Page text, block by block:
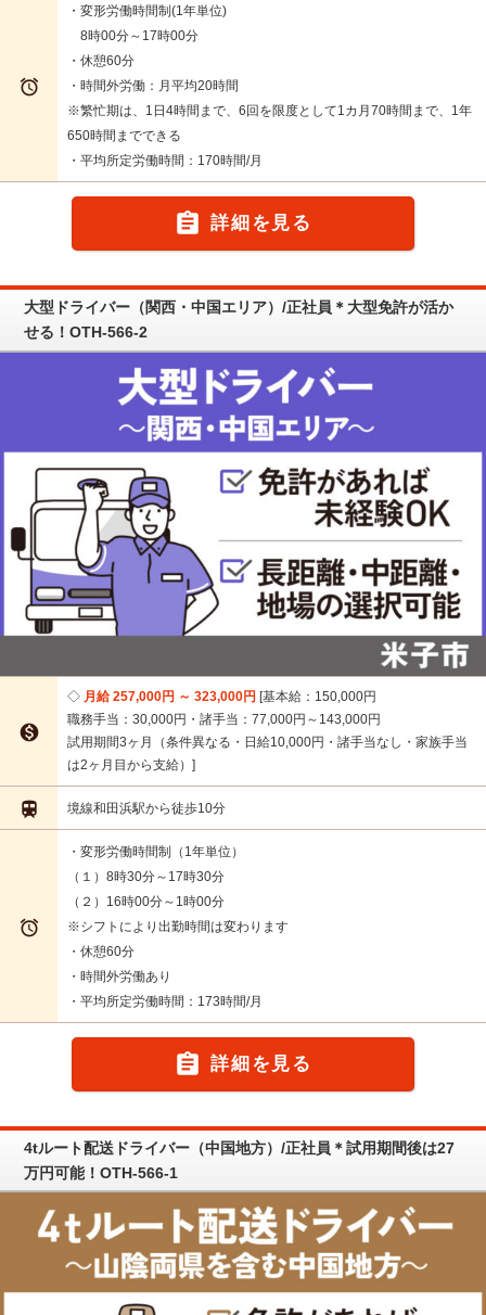

・変形労働時間制(1年単位)
8時00分～17時00分
・休憩60分
・時間外労働：月平均20時間
※繁忙期は、1日4時間まで、6回を限度として1カ月70時間まで、1年
650時間までできる
・平均所定労働時間：170時間/月
 詳細を見る
大型ドライバー（関西・中国エリア）/正社員＊大型免許が活か
せる！OTH-566-2

月給 257,000円 ～ 323,000円 基本給：150,000円
職務手当：30,000円・諸手当：77,000円～143,000円
試用期間3ヶ月（条件異なる・日給10,000円・諸手当なし・家族手当
は2ヶ月目から支給）
 境線和田浜駅から徒歩10分

・変形労働時間制（1年単位）
（１）8時30分～17時30分
（２）16時00分～1時00分
※シフトにより出勤時間は変わります
・休憩60分
・時間外労働あり
・平均所定労働時間：173時間/月
 詳細を見る
4tルート配送ドライバー（中国地方）/正社員＊試用期間後は27
万円可能！OTH-566-1